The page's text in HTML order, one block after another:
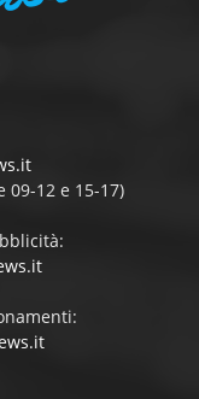
09-12 e 15-17)